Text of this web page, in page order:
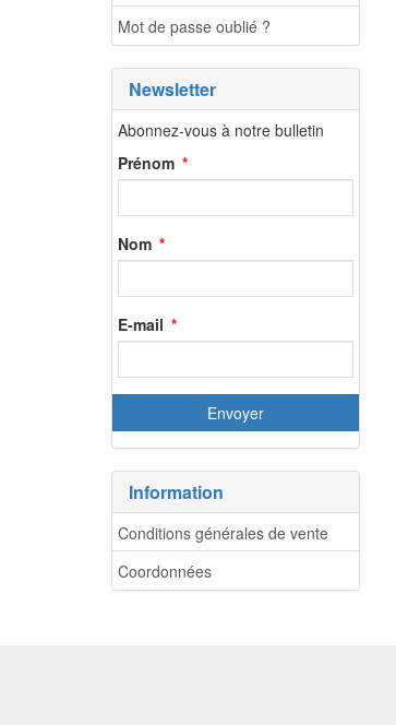
Mot de passe oublié ?
Newsletter
Abonnez-vous à notre bulletin
Prénom
Nom
E-mail
Information
Conditions générales de vente
Coordonnées